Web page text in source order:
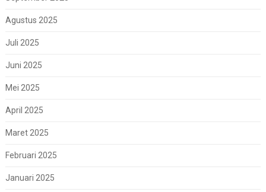
Agustus 2025
Juli 2025
Juni 2025
Mei 2025
April 2025
Maret 2025
Februari 2025
Januari 2025